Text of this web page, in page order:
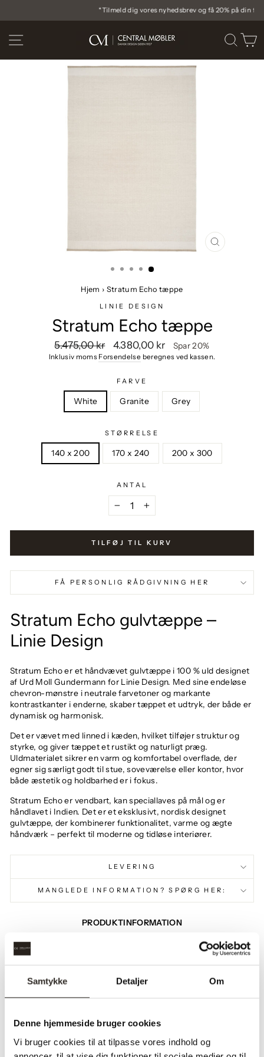
Samtykke Detaljer Om
Denne hjemmeside bruger cookies
Vi bruger cookies til at tilpasse vores indhold og
Pause
diasshow
*Tilmeld dig vores nyhedsbrev og få 20% på din første ordre
SIDE NAVIGATION SØG
LUK
Hjem › Stratum Echo tæppe
LINIE DESIGN
Stratum Echo tæppe
Vejlendende
pris
5.475,00 kr Udsalgspris
4.380,00 kr Spar 20%
Inklusiv moms Forsendelse beregnes ved kassen.
FARVE
White Granite Grey
STØRRELSE
140 x 200 170 x 240 200 x 300
ANTAL
+
TILFØJ TIL KURV
FÅ PERSONLIG RÅDGIVNING HER
Stratum Echo gulvtæppe –
Linie Design
Stratum Echo er et håndvævet gulvtæppe i 100 % uld designet
af Urd Moll Gundermann for Linie Design. Med sine endeløse
chevron-mønstre i neutrale farvetoner og markante
kontrastkanter i enderne, skaber tæppet et udtryk, der både er
dynamisk og harmonisk.
Det er vævet med linned i kæden, hvilket tilføjer struktur og
styrke, og giver tæppet et rustikt og naturligt præg.
Uldmaterialet sikrer en varm og komfortabel overflade, der
egner sig særligt godt til stue, soveværelse eller kontor, hvor
både æstetik og holdbarhed er i fokus.
Stratum Echo er vendbart, kan speciallaves på mål og er
håndlavet i Indien. Det er et eksklusivt, nordisk designet
gulvtæppe, der kombinerer funktionalitet, varme og ægte
håndværk – perfekt til moderne og tidløse interiører.
LEVERING
MANGLEDE INFORMATION? SPØRG HER:
PRODUKTINFORMATION
Bredde:140 cm | 170 cm | 200 cm
Længde: 200 cm | 240 cm | 300 cm